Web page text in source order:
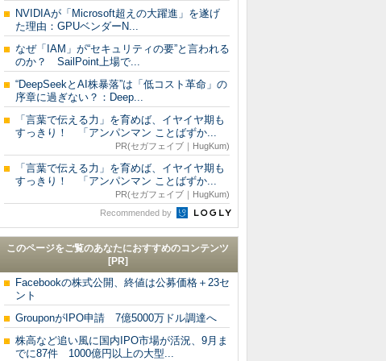
NVIDIAが「Microsoft超えの大躍進」を遂げ
た理由：GPUベンダーN...
なぜ「IAM」が“セキュリティの要”と言われる
のか？ SailPoint上場で...
“DeepSeekとAI株暴落”は「低コスト革命」の
序章に過ぎない？：Deep...
「言葉で伝える力」を育めば、イヤイヤ期も
すっきり！ 「アンパンマン ことばずか...
PR(セガフェイブ｜HugKum)
「言葉で伝える力」を育めば、イヤイヤ期も
すっきり！ 「アンパンマン ことばずか...
PR(セガフェイブ｜HugKum)
Recommended by
このページをご覧のあなたにおすすめのコンテンツ
[PR]
Facebookの株式公開、終値は公募価格＋23セ
ント
GrouponがIPO申請 7億5000万ドル調達へ
株高など追い風に国内IPO市場が活況、9月ま
でに87件 1000億円以上の大型...